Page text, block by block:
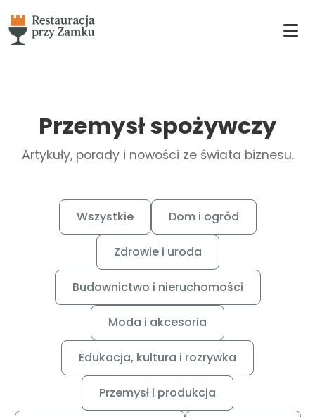
Przemysł spożywczy
Artykuły, porady i nowości ze świata biznesu.
Wszystkie Dom i ogród
Zdrowie i uroda
Budownictwo i nieruchomości
Moda i akcesoria
Edukacja, kultura i rozrywka
Przemysł i produkcja